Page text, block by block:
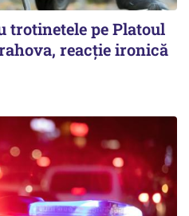
trotinetele pe Platoul
reacție ironică